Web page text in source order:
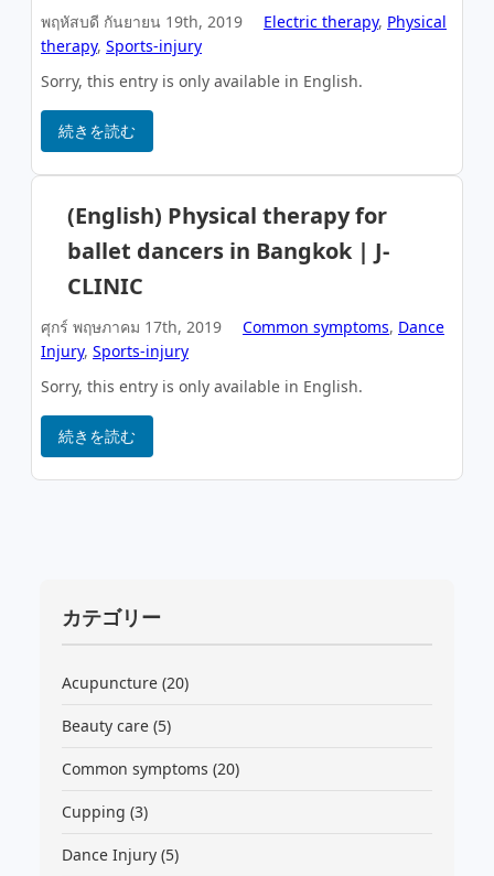
พฤหัสบดี กันยายน 19th, 2019 Electric therapy, Physical
therapy, Sports-injury
Sorry, this entry is only available in English.
続きを読む
(English) Physical therapy for
ballet dancers in Bangkok | J-
CLINIC
ศุกร์ พฤษภาคม 17th, 2019 Common symptoms, Dance
Injury, Sports-injury
Sorry, this entry is only available in English.
続きを読む
カテゴリー
Acupuncture (20)
Beauty care (5)
Common symptoms (20)
Cupping (3)
Dance Injury (5)